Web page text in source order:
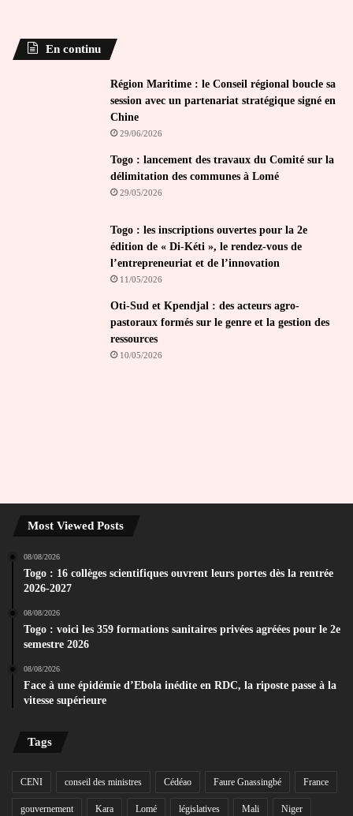
En continu
Région Maritime : le Conseil régional boucle sa
session avec un partenariat stratégique signé en
Chine
29/06/2026
Togo : lancement des travaux du Comité sur la
délimitation des communes à Lomé
29/05/2026
Togo : les inscriptions ouvertes pour la 2e
édition de « Di-Kéti », le rendez-vous de
l’entrepreneuriat et de l’innovation
11/05/2026
Oti-Sud et Kpendjal : des acteurs agro-
pastoraux formés sur le genre et la gestion des
ressources
10/05/2026
Most Viewed Posts
08/08/2026
Togo : 16 collèges scientifiques ouvrent leurs portes dès la rentrée
2026-2027
08/08/2026
Togo : voici les 359 formations sanitaires privées agréées pour le 2e
semestre 2026
08/08/2026
Face à une épidémie d’Ebola inédite en RDC, la riposte passe à la
vitesse supérieure
Tags
CENI conseil des ministres Cédéao Faure Gnassingbé France
gouvernement Kara Lomé législatives Mali Niger